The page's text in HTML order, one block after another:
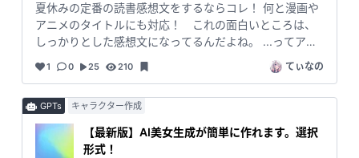
夏休みの定番の読書感想文をするならコレ！ 何と漫画や
アニメのタイトルにも対応！ これの面白いところは、
しっかりとした感想文になってるんだよね。 ...ってアニ
メだったら読書感想文じゃないって先生から突っ込みが
あるかも？！ #夏休み #読書感想文 #アニメ #漫
1 0 25 210 てぃなの
GPTs キャラクター作成
【最新版】AI美女生成が簡単に作れます。選択
形式！